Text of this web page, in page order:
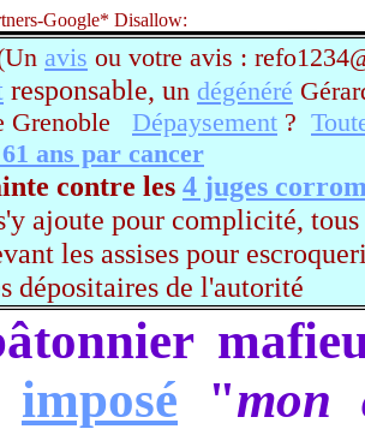
Google* Disallow:
avis ou votre avis :
responsable, un dégénéré
Grenoble Dépaysement ?
ans par cancer
contre les 4 juges
ajoute pour complicité,
les assises pour
dépositaires de l'autorité
imposé "mon